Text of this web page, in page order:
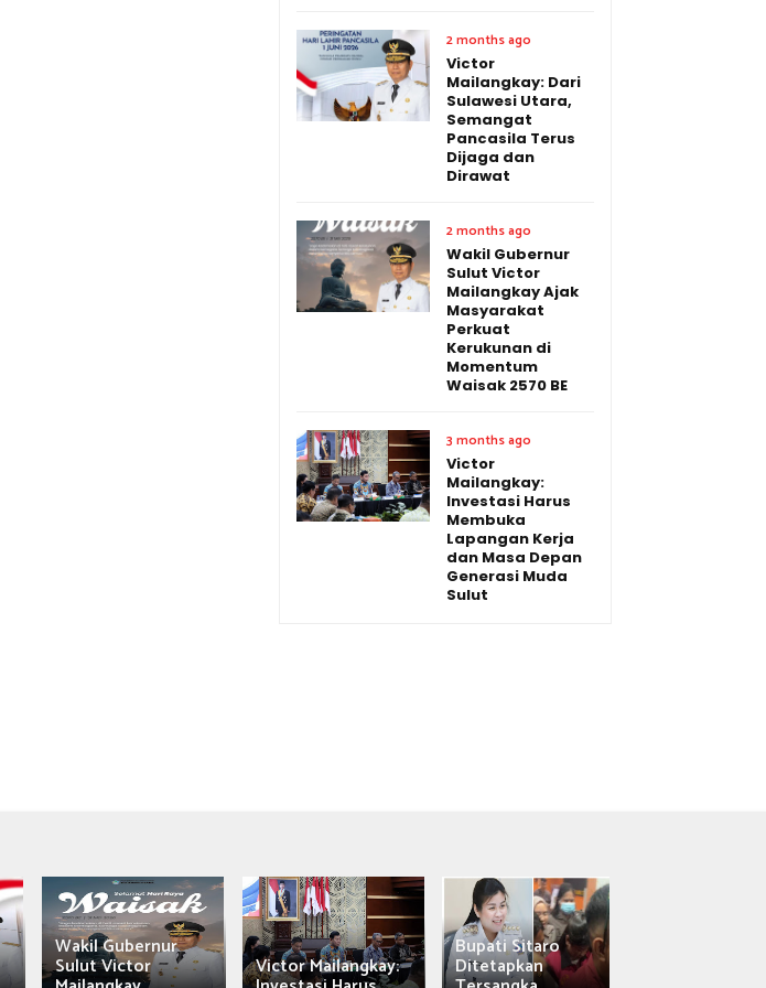
2 months ago
Victor
Mailangkay: Dari
Sulawesi Utara,
Semangat
Pancasila Terus
Dijaga dan
Dirawat
2 months ago
Wakil Gubernur
Sulut Victor
Mailangkay Ajak
Masyarakat
Perkuat
Kerukunan di
Momentum
Waisak 2570 BE
3 months ago
Victor
Mailangkay:
Investasi Harus
Membuka
Lapangan Kerja
dan Masa Depan
Generasi Muda
Sulut
Wakil Gubernur
Sulut Victor Victor Mailangkay:
Bupati Sitaro
Ditetapkan